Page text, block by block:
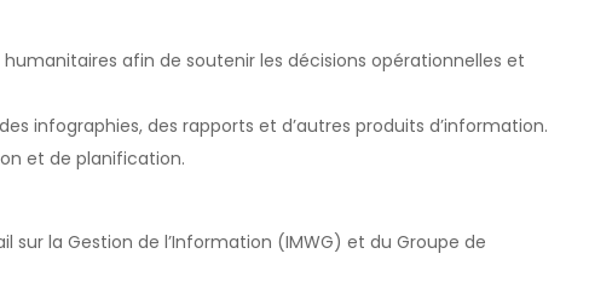
afin de soutenir les décisions opérationnelles et
infographies, des rapports et d’autres produits d’information.
et de planification.
sur la Gestion de l’Information (IMWG) et du Groupe de